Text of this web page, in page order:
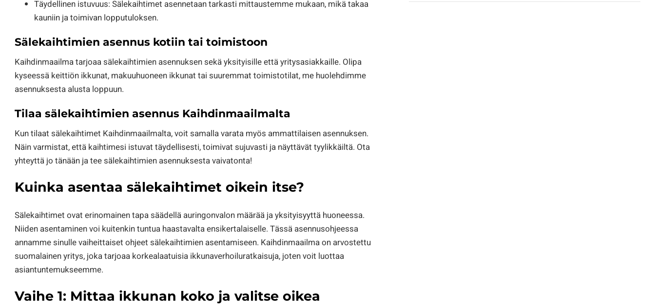
Täydellinen istuvuus: Sälekaihtimet asennetaan tarkasti mittaustemme mukaan, mikä takaa
kauniin ja toimivan lopputuloksen.
Sälekaihtimien asennus kotiin tai toimistoon
Kaihdinmaailma tarjoaa sälekaihtimien asennuksen sekä yksityisille että yritysasiakkaille. Olipa
kyseessä keittiön ikkunat, makuuhuoneen ikkunat tai suuremmat toimistotilat, me huolehdimme
asennuksesta alusta loppuun.
Tilaa sälekaihtimien asennus Kaihdinmaailmalta
Kun tilaat sälekaihtimet Kaihdinmaailmalta, voit samalla varata myös ammattilaisen asennuksen.
Näin varmistat, että kaihtimesi istuvat täydellisesti, toimivat sujuvasti ja näyttävät tyylikkäiltä. Ota
yhteyttä jo tänään ja tee sälekaihtimien asennuksesta vaivatonta!
Kuinka asentaa sälekaihtimet oikein itse?
Sälekaihtimet ovat erinomainen tapa säädellä auringonvalon määrää ja yksityisyyttä huoneessa.
Niiden asentaminen voi kuitenkin tuntua haastavalta ensikertalaiselle. Tässä asennusohjeessa
annamme sinulle vaiheittaiset ohjeet sälekaihtimien asentamiseen. Kaihdinmaailma on arvostettu
suomalainen yritys, joka tarjoaa korkealaatuisia ikkunaverhoiluratkaisuja, joten voit luottaa
asiantuntemukseemme.
Vaihe 1: Mittaa ikkunan koko ja valitse oikea